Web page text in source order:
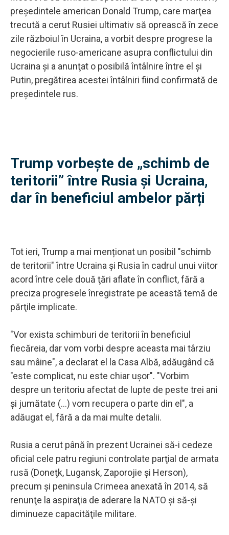
preşedintele american Donald Trump, care marţea
trecută a cerut Rusiei ultimativ să oprească în zece
zile războiul în Ucraina, a vorbit despre progrese la
negocierile ruso-americane asupra conflictului din
Ucraina şi a anunţat o posibilă întâlnire între el şi
Putin, pregătirea acestei întâlniri fiind confirmată de
preşedintele rus.
Trump vorbește de „schimb de
teritorii” între Rusia și Ucraina,
dar în beneficiul ambelor părți
Tot ieri, Trump a mai menționat un posibil "schimb
de teritorii" între Ucraina şi Rusia în cadrul unui viitor
acord între cele două ţări aflate în conflict, fără a
preciza progresele înregistrate pe această temă de
părţile implicate.
"Vor exista schimburi de teritorii în beneficiul
fiecăreia, dar vom vorbi despre aceasta mai târziu
sau mâine", a declarat el la Casa Albă, adăugând că
"este complicat, nu este chiar uşor". "Vorbim
despre un teritoriu afectat de lupte de peste trei ani
şi jumătate (...) vom recupera o parte din el", a
adăugat el, fără a da mai multe detalii.
Rusia a cerut până în prezent Ucrainei să-i cedeze
oficial cele patru regiuni controlate parţial de armata
rusă (Doneţk, Lugansk, Zaporojie şi Herson),
precum şi peninsula Crimeea anexată în 2014, să
renunţe la aspiraţia de aderare la NATO şi să-şi
diminueze capacităţile militare.